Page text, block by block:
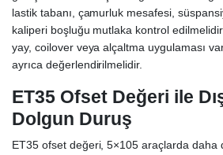
lastik tabanı, çamurluk mesafesi,
kaliperi boşluğu mutlaka kontrol
yay, coilover veya alçaltma uygulaması
ayrıca değerlendirilmelidir.
ET35 Ofset Değeri ile
Dolgun Duruş
ET35 ofset değeri, 5×105 araçlarda daha